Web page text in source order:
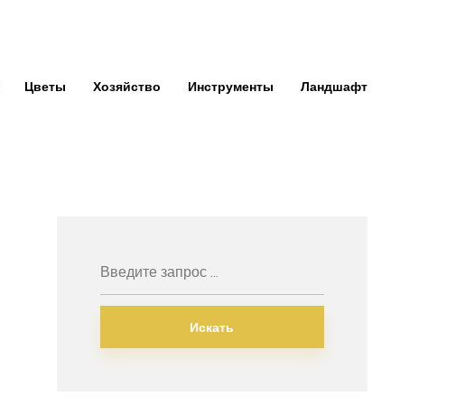
Цветы Хозяйство Инструменты Ландшафт
Искать